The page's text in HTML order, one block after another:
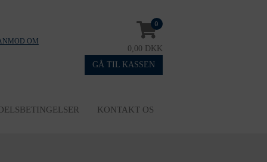
OM
0
0,00 DKK
GÅ TIL KASSEN
KONTAKT OS